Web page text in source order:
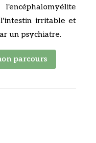
l'intestin irritable et
un psychiatre.
parcours